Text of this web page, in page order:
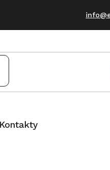
Kontakty